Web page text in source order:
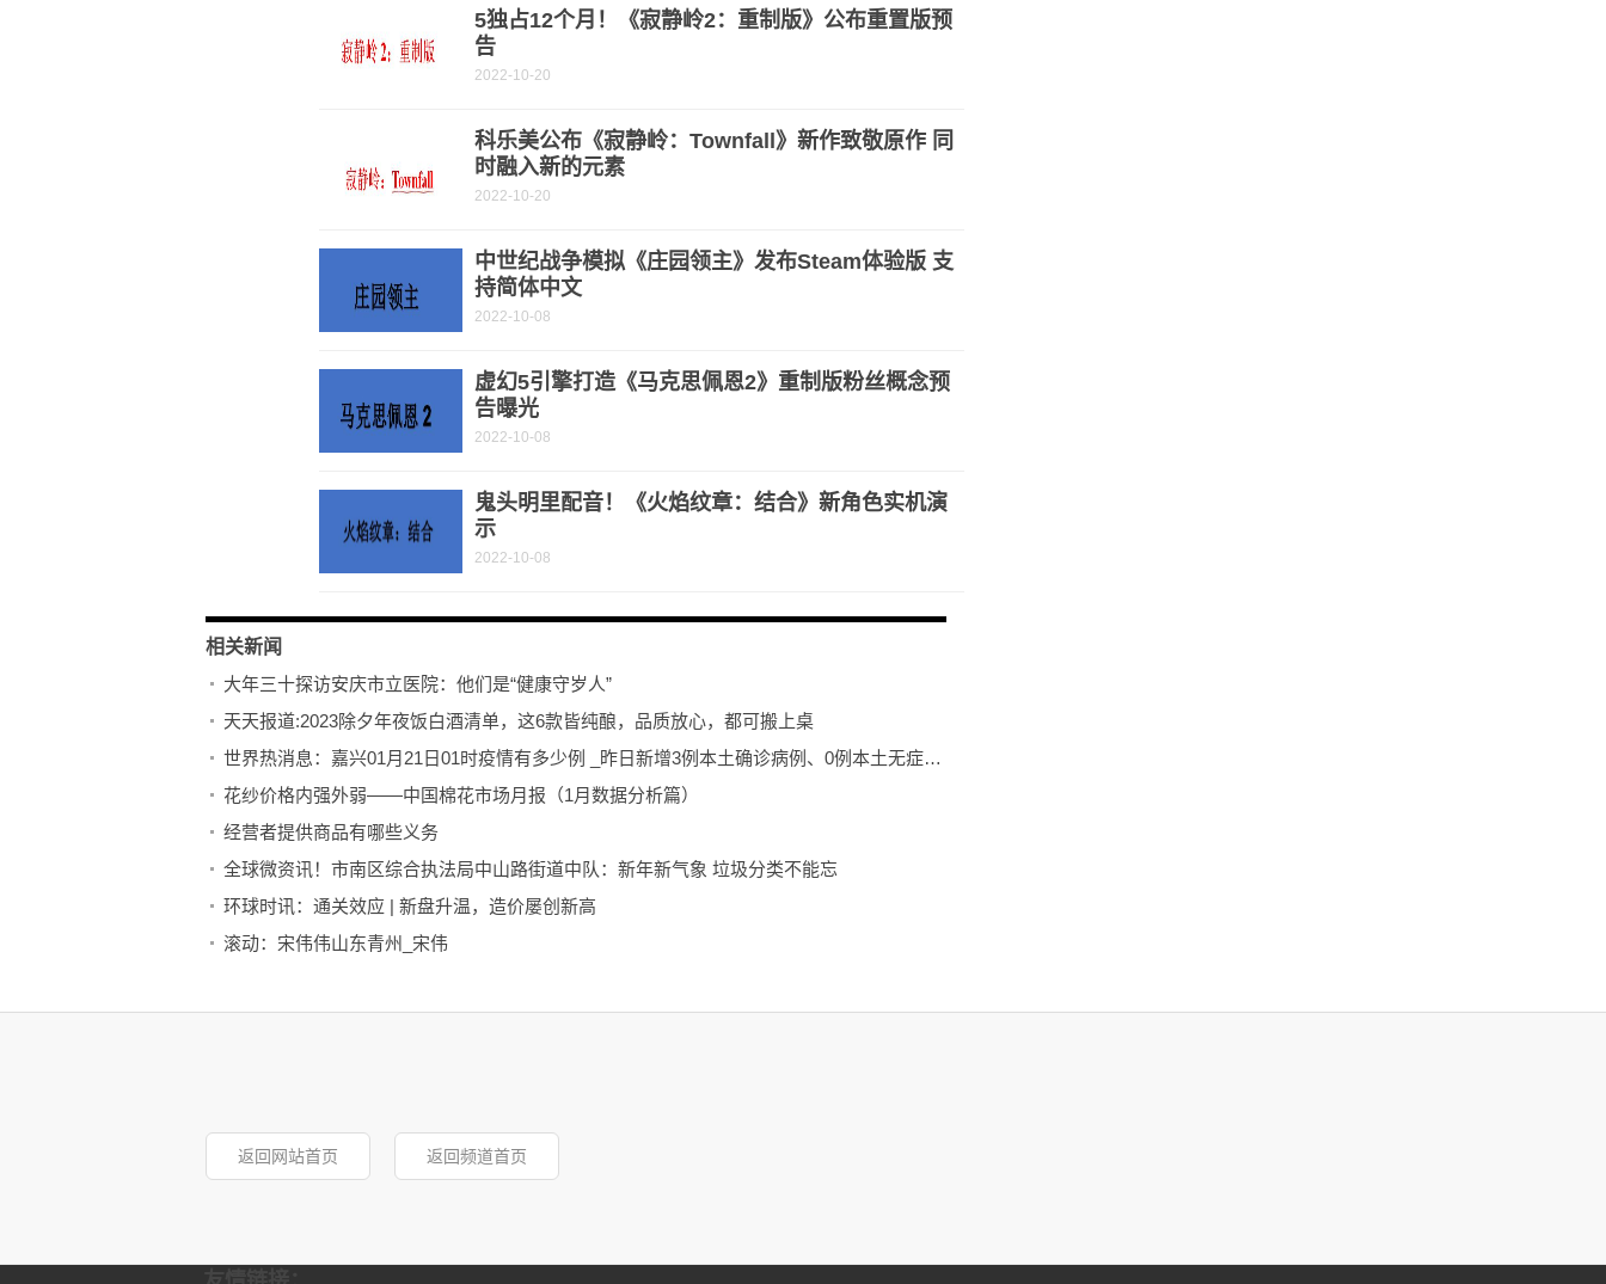
5独占12个月！《寂静岭2：重制版》公布重置版预
告
2022-10-20
科乐美公布《寂静岭：Townfall》新作致敬原作 同
时融入新的元素
2022-10-20
中世纪战争模拟《庄园领主》发布Steam体验版 支
持简体中文
2022-10-08
虚幻5引擎打造《马克思佩恩2》重制版粉丝概念预
告曝光
2022-10-08
鬼头明里配音！《火焰纹章：结合》新角色实机演
示
2022-10-08
相关新闻
大年三十探访安庆市立医院：他们是“健康守岁人”
天天报道:2023除夕年夜饭白酒清单，这6款皆纯酿，品质放心，都可搬上桌
世界热消息：嘉兴01月21日01时疫情有多少例 _昨日新增3例本土确诊病例、0例本土无症状感染者
花纱价格内强外弱——中国棉花市场月报（1月数据分析篇）
经营者提供商品有哪些义务
全球微资讯！市南区综合执法局中山路街道中队：新年新气象 垃圾分类不能忘
环球时讯：通关效应 | 新盘升温，造价屡创新高
滚动：宋伟伟山东青州_宋伟
每日热点：2022佛山千灯湖灯光秀时间
返回网站首页 返回频道首页